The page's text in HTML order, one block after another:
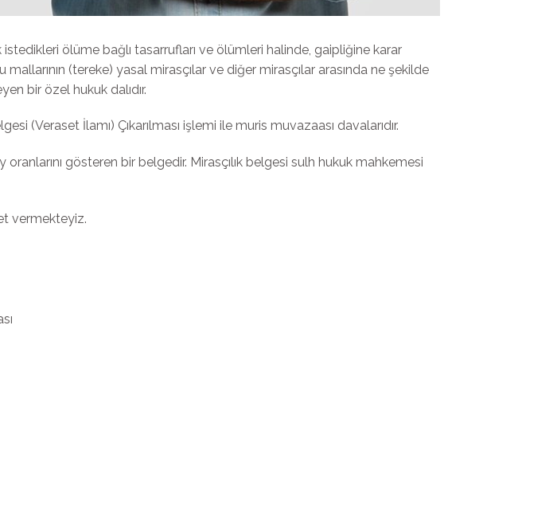
ölüme bağlı tasarrufları ve ölümleri halinde, gaipliğine karar
(tereke) yasal mirasçılar ve diğer mirasçılar arasında ne şekilde
bir özel hukuk dalıdır.
(Veraset İlamı) Çıkarılması işlemi ile muris muvazaası davalarıdır.
oranlarını gösteren bir belgedir. Mirasçılık belgesi sulh hukuk mahkemesi
vermekteyiz.